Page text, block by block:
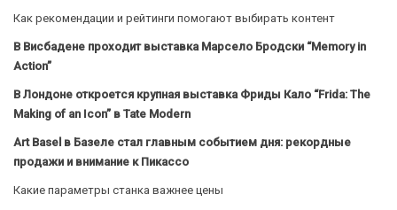
Как рекомендации и рейтинги помогают выбирать контент
В Висбадене проходит выставка Марсело Бродски “Memory in
Action”
В Лондоне откроется крупная выставка Фриды Кало “Frida: The
Making of an Icon” в Tate Modern
Art Basel в Базеле стал главным событием дня: рекордные
продажи и внимание к Пикассо
Какие параметры станка важнее цены